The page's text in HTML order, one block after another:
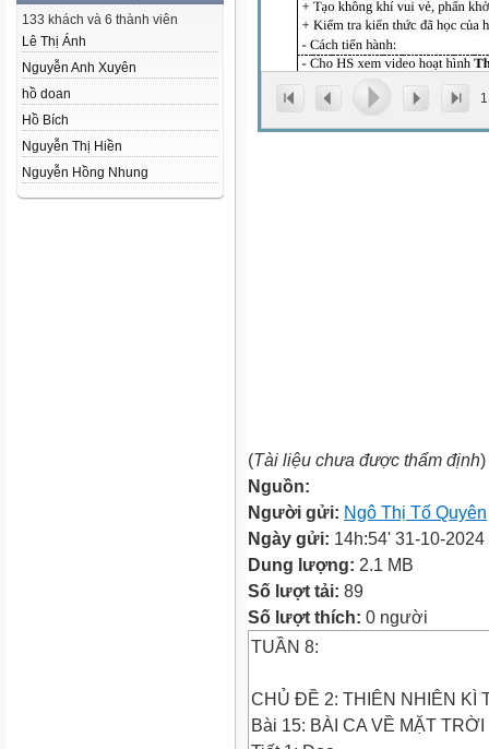
133 khách và 6 thành viên
Lê Thị Ánh
Nguyễn Anh Xuyên
hồ doan
Hồ Bích
Nguyễn Thị Hiền
Nguyễn Hồng Nhung
1
(Tài liệu chưa được thẩm định)
Nguồn:
Người gửi: Ngô Thị Tố Quyên
Ngày gửi: 14h:54' 31-10-2024
Dung lượng: 2.1 MB
Số lượt tải: 89
Số lượt thích: 0 người
TUẦN 8:
CHỦ ĐỀ 2: THIÊN NHIÊN KÌ
Bài 15: BÀI CA VỀ MẶT TRỜI